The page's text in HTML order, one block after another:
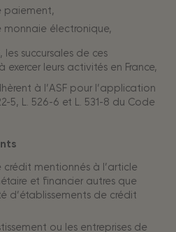
paiement,
monnaie électronique,
succursales de ces
leurs activités en France,
à l’ASF pour l’application
5, L. 526-6 et L. 531-8 du Code
mentionnés à l’article
et financier autres que
d’établissements de crédit
ou les entreprises de